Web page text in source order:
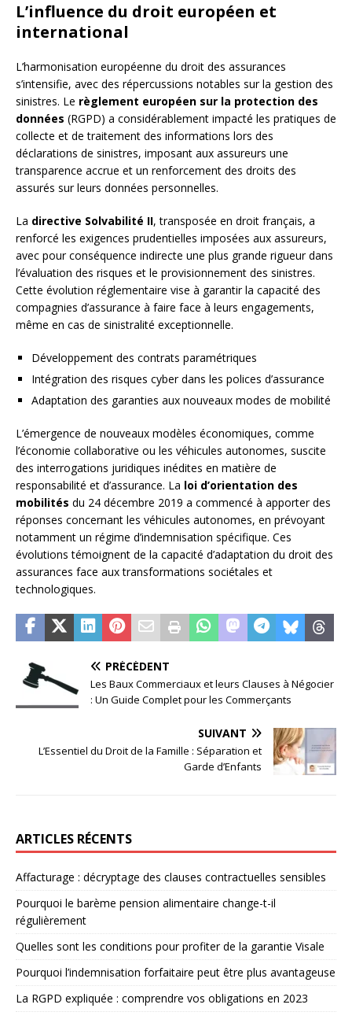
L’influence du droit européen et
international
L’harmonisation européenne du droit des assurances
s’intensifie, avec des répercussions notables sur la gestion des
sinistres. Le règlement européen sur la protection des
données (RGPD) a considérablement impacté les pratiques de
collecte et de traitement des informations lors des
déclarations de sinistres, imposant aux assureurs une
transparence accrue et un renforcement des droits des
assurés sur leurs données personnelles.
La directive Solvabilité II, transposée en droit français, a
renforcé les exigences prudentielles imposées aux assureurs,
avec pour conséquence indirecte une plus grande rigueur dans
l’évaluation des risques et le provisionnement des sinistres.
Cette évolution réglementaire vise à garantir la capacité des
compagnies d’assurance à faire face à leurs engagements,
même en cas de sinistralité exceptionnelle.
Développement des contrats paramétriques
Intégration des risques cyber dans les polices d’assurance
Adaptation des garanties aux nouveaux modes de mobilité
L’émergence de nouveaux modèles économiques, comme
l’économie collaborative ou les véhicules autonomes, suscite
des interrogations juridiques inédites en matière de
responsabilité et d’assurance. La loi d’orientation des
mobilités du 24 décembre 2019 a commencé à apporter des
réponses concernant les véhicules autonomes, en prévoyant
notamment un régime d’indemnisation spécifique. Ces
évolutions témoignent de la capacité d’adaptation du droit des
assurances face aux transformations sociétales et
technologiques.
PRÉCÉDENT
Les Baux Commerciaux et leurs Clauses à Négocier
: Un Guide Complet pour les Commerçants
SUIVANT
L’Essentiel du Droit de la Famille : Séparation et
Garde d’Enfants
ARTICLES RÉCENTS
Affacturage : décryptage des clauses contractuelles sensibles
Pourquoi le barème pension alimentaire change-t-il
régulièrement
Quelles sont les conditions pour profiter de la garantie Visale
Pourquoi l’indemnisation forfaitaire peut être plus avantageuse
La RGPD expliquée : comprendre vos obligations en 2023